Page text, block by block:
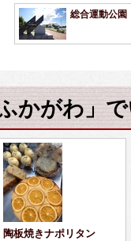
総合運動公園
かがわ」
陶板焼きナポリタン